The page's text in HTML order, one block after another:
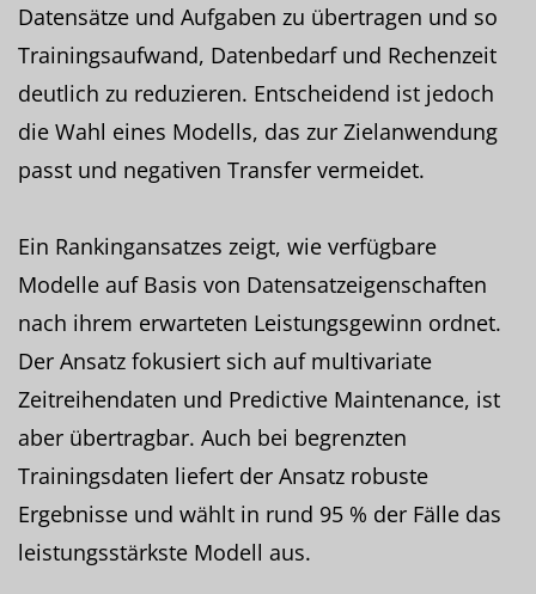
Datensätze und Aufgaben zu übertragen und so
Trainingsaufwand, Datenbedarf und Rechenzeit
deutlich zu reduzieren. Entscheidend ist jedoch
die Wahl eines Modells, das zur Zielanwendung
passt und negativen Transfer vermeidet.
Ein Rankingansatzes zeigt, wie verfügbare
Modelle auf Basis von Datensatzeigenschaften
nach ihrem erwarteten Leistungsgewinn ordnet.
Der Ansatz fokusiert sich auf multivariate
Zeitreihendaten und Predictive Maintenance, ist
aber übertragbar. Auch bei begrenzten
Trainingsdaten liefert der Ansatz robuste
Ergebnisse und wählt in rund 95 % der Fälle das
leistungsstärkste Modell aus.